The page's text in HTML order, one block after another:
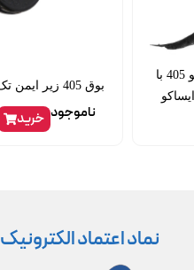
قاب شبکه زیر شیشه جلو 405 با
بوق 405 زیر ایمن تک
ناموجود خرید
نماد اعتماد الکترونیک